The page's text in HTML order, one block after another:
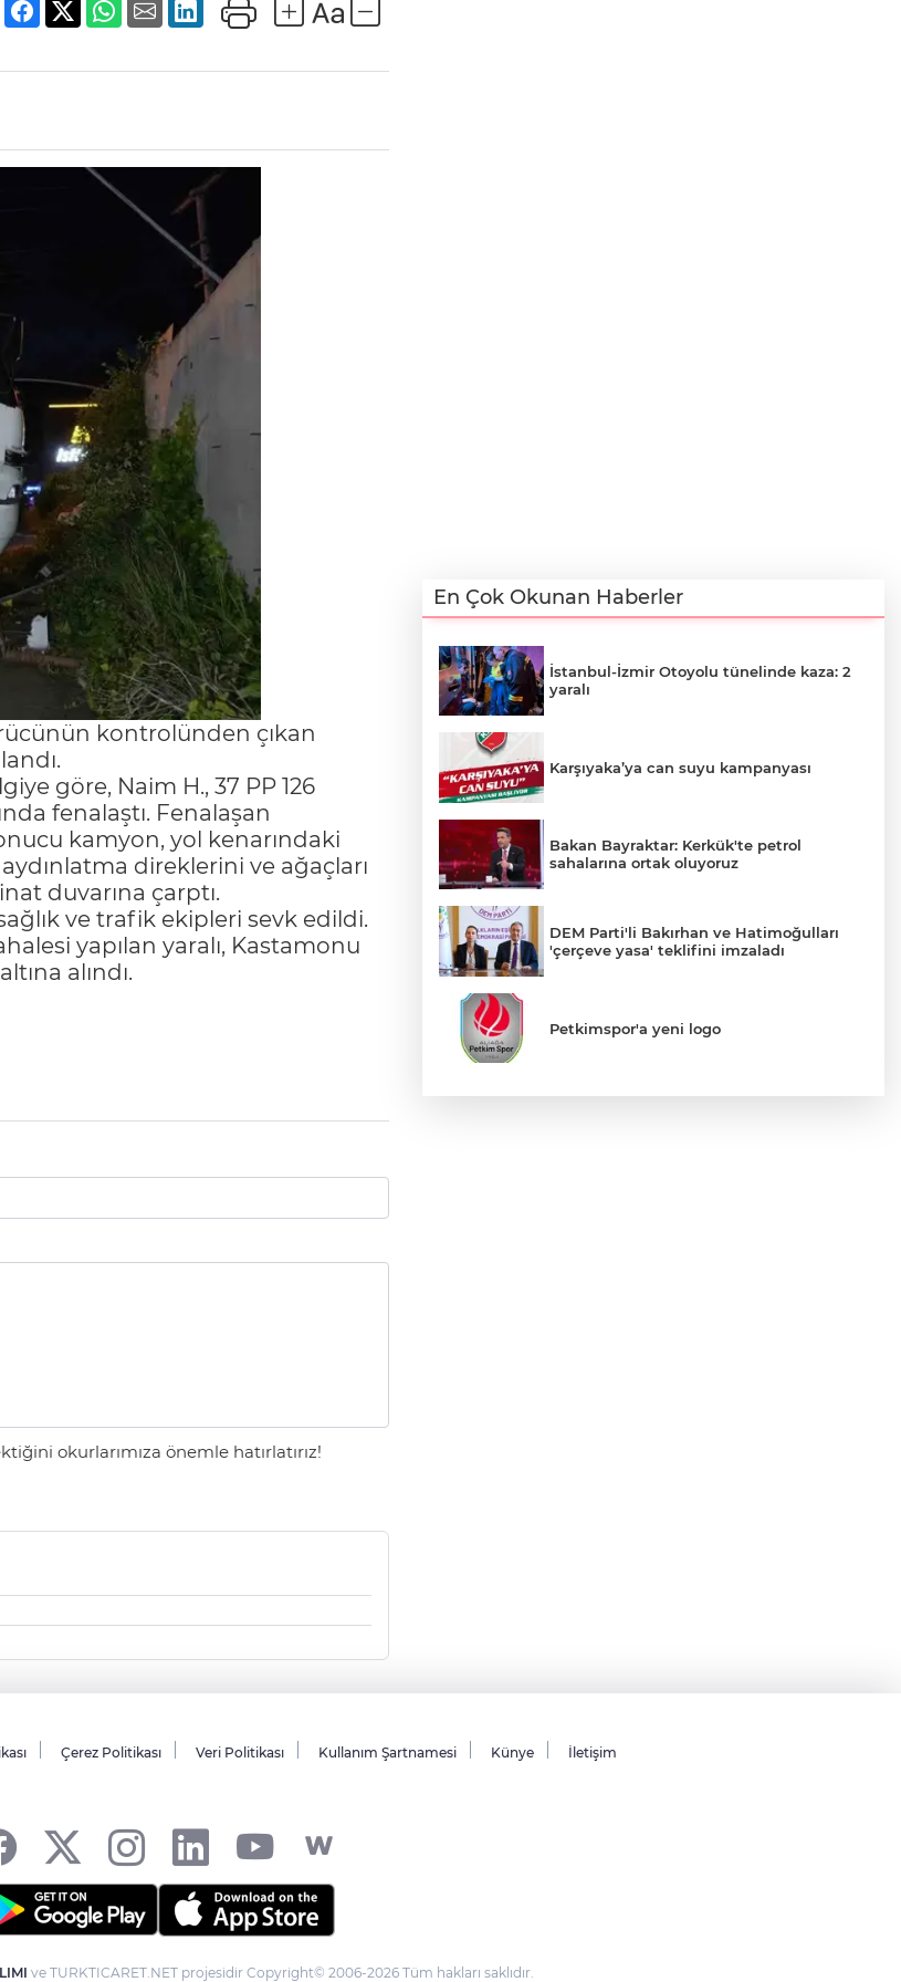
kontrolünden çıkan
göre, Naim H., 37 PP 126
fenalaştı. Fenalaşan
kamyon, yol kenarındaki
direklerini ve ağaçları
duvarına çarptı.
ve trafik ekipleri sevk edildi.
yapılan yaralı, Kastamonu
alındı.
okurlarımıza önemle hatırlatırız!
En Çok Okunan Haberler
İstanbul-İzmir Otoyolu tünelinde kaza: 2
yaralı
Karşıyaka’ya can suyu kampanyası
Bakan Bayraktar: Kerkük'te petrol
sahalarına ortak oluyoruz
DEM Parti'li Bakırhan ve Hatimoğulları
'çerçeve yasa' teklifini imzaladı
Petkimspor'a yeni logo
Çerez Politikası Veri Politikası Kullanım Şartnamesi Künye İletişim
ve TURKTICARET.NET projesidir Copyright© 2006-2026 Tüm hakları saklıdır.